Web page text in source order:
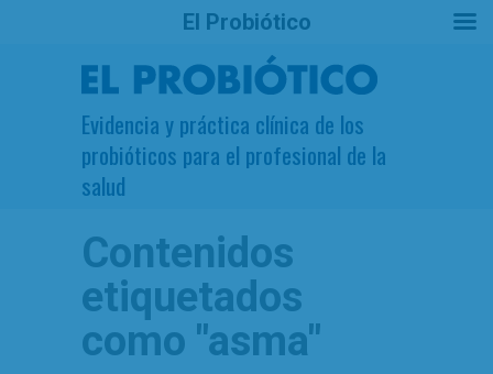
Evidencia y práctica clínica de los
probióticos para el profesional de la
salud
Contenidos
etiquetados
como "asma"
El Probiótico